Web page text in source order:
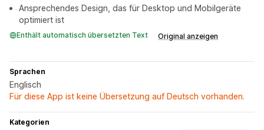
Ansprechendes Design, das für Desktop und Mobilgeräte
optimiert ist
Enthält automatisch übersetzten Text Original anzeigen
Sprachen
Englisch
Für diese App ist keine Übersetzung auf Deutsch vorhanden.
Kategorien